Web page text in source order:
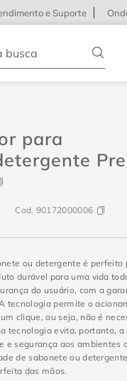
e Suporte
para
Cod. 90172000006
ou detergente é perfeito
durável para uma vida
do usuário, com a
tecnologia permite o
clique, ou seja, não é
tecnologia evita, portanto,
e segurança aos ambientes
de sabonete ou
das mãos.